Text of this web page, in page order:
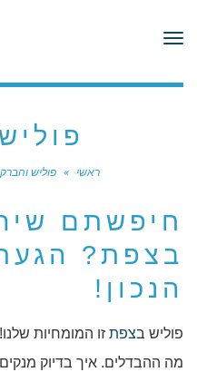
תפריט
ראשי » פוליש
חיפשתם
בצפת?
הנכון!
פוליש בצפת זו המומחיות
מה ההבדלים. איך בדיוק